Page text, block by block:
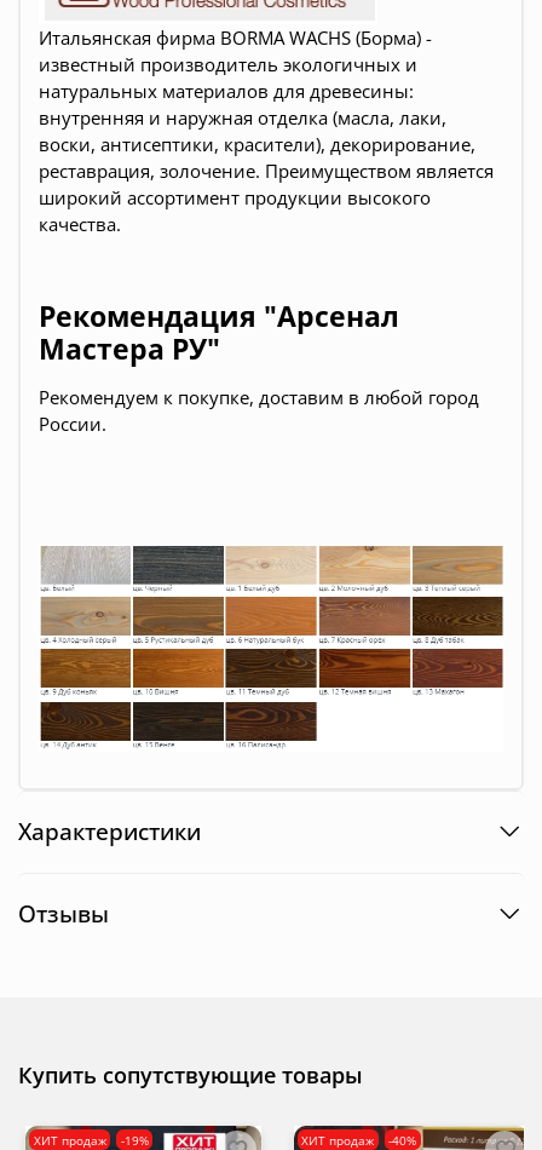
Итальянская фирма BORMA WACHS (Борма) -
известный производитель экологичных и
натуральных материалов для древесины:
внутренняя и наружная отделка (масла, лаки,
воски, антисептики, красители), декорирование,
реставрация, золочение. Преимуществом является
широкий ассортимент продукции высокого
качества.
Рекомендация "Арсенал
Мастера РУ"
Рекомендуем к покупке, доставим в любой город
России.
Характеристики
Отзывы
Купить сопутствующие товары
ХИТ продаж -19% ХИТ продаж -40%